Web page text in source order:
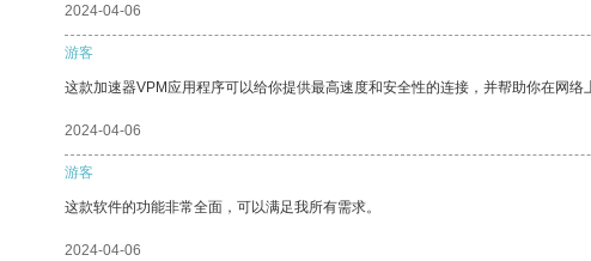
2024-04-06
游客
这款加速器VPM应用程序可以给你提供最高速度和安全性的连接，并帮助你在网络
2024-04-06
游客
这款软件的功能非常全面，可以满足我所有需求。
2024-04-06